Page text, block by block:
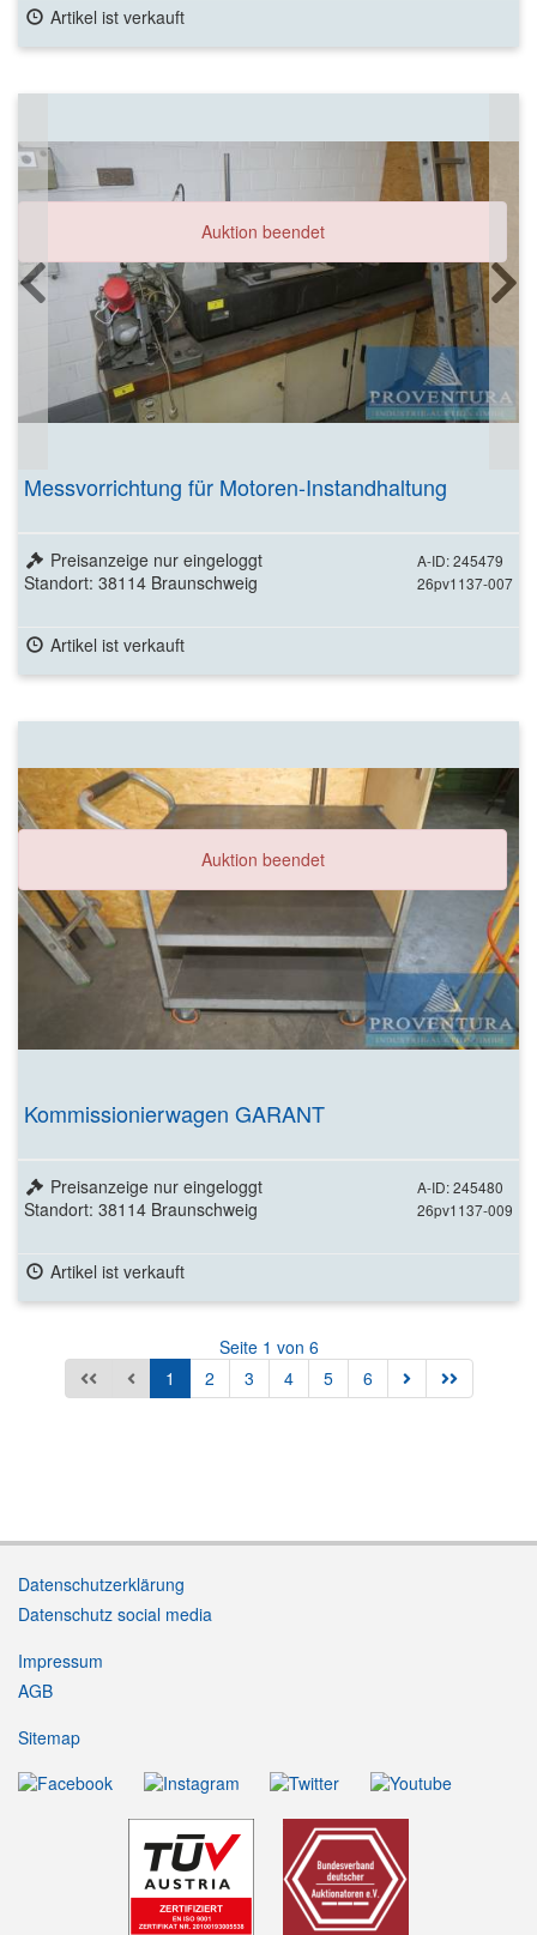
Artikel ist verkauft
Auktion beendet
Messvorrichtung für Motoren-Instandhaltung
A-ID: 245479
26pv1137-007
Preisanzeige nur eingeloggt
Standort: 38114 Braunschweig
Artikel ist verkauft
Auktion beendet
Kommissionierwagen GARANT
A-ID: 245480
26pv1137-009
Preisanzeige nur eingeloggt
Standort: 38114 Braunschweig
Artikel ist verkauft
Seite 1 von 6
1
2 3 4 5 6
Datenschutzerklärung
Datenschutz social media
Impressum
AGB
Sitemap